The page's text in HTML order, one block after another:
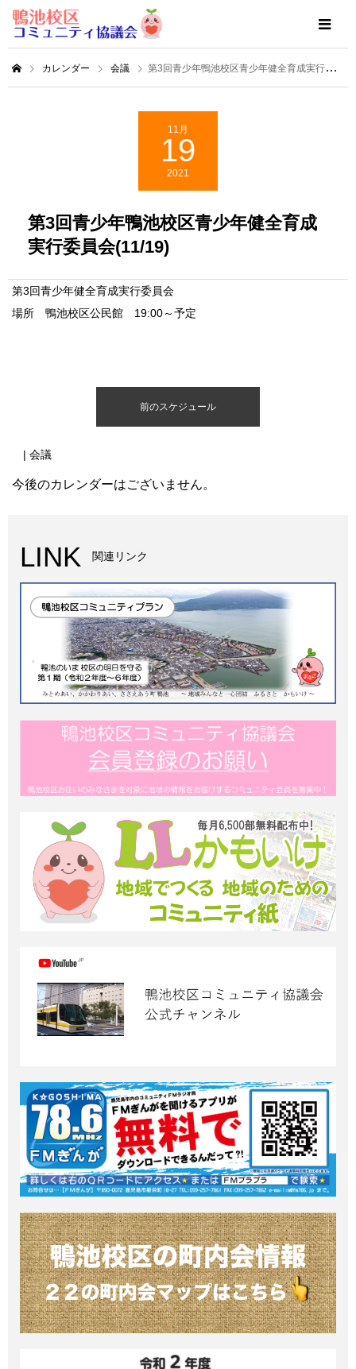
カレンダー 会議 第3回青少年鴨池校区青少年健全育成実行委員会(11/19)
11月
19
2021
第3回青少年鴨池校区青少年健全育成
実行委員会(11/19)
第3回青少年健全育成実行委員会
場所 鴨池校区公民館 19:00～予定
前のスケジュール
| 会議
今後のカレンダーはございません。
LINK 関連リンク